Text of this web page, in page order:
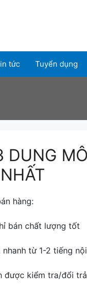
tức Tuyển dụng
DUNG
hàng:
bán chất lượng tốt
từ 1-2 tiếng
được kiểm tra/đổi